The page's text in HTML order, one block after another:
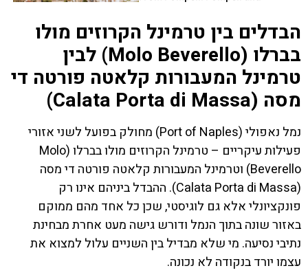
הבדלים בין טרמינל הקרוזים מולו
בברלו (Molo Beverello) לבין
טרמינל המעבורות קלאטה פורטה די
מסה (Calata Porta di Massa)
נמל נאפולי (Port of Naples) מחולק בפועל לשני אזורי
פעילות עיקריים – טרמינל הקרוזים מולו בברלו (Molo
Beverello) וטרמינל המעבורות קלאטה פורטה די מסה
(Calata Porta di Massa). ההבדל ביניהם אינו רק
פונקציונלי אלא גם לוגיסטי, שכן כל אחד מהם ממוקם
באזור שונה בתוך הנמל ודורש גישה מעט אחרת מבחינת
נתיבי נסיעה. מי שלא מבדיל בין השניים עלול למצוא את
עצמו יורד בנקודה לא נכונה.